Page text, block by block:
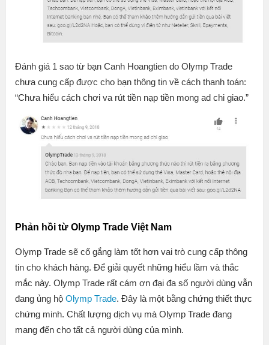
Đánh giá 1 sao từ bạn Canh Hoangtien do Olymp Trade
chưa cung cấp được cho bạn thông tin về cách thanh toán:
“Chưa hiểu cách chơi va rút tiền nạp tiền mong ad chi giao.”
Phản hồi từ Olymp Trade Việt Nam
Olymp Trade sẽ cố gắng làm tốt hơn vai trò cung cấp thông
tin cho khách hàng. Để giải quyết những hiểu lầm và thắc
mắc này. Olymp Trade rất cám ơn đại đa số người dùng vẫn
đang ủng hộ Olymp Trade. Đây là một bằng chứng thiết thực
chứng minh. Chất lượng dịch vụ mà Olymp Trade đang
mang đến cho tất cả người dùng của mình.